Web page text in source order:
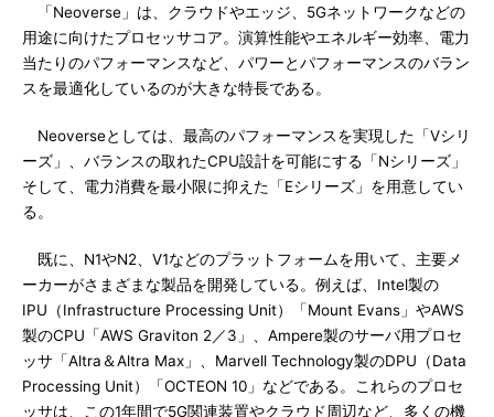
「Neoverse」は、クラウドやエッジ、5Gネットワークなどの
用途に向けたプロセッサコア。演算性能やエネルギー効率、電力
当たりのパフォーマンスなど、パワーとパフォーマンスのバラン
スを最適化しているのが大きな特長である。
Neoverseとしては、最高のパフォーマンスを実現した「Vシリ
ーズ」、バランスの取れたCPU設計を可能にする「Nシリーズ」
そして、電力消費を最小限に抑えた「Eシリーズ」を用意してい
る。
既に、N1やN2、V1などのプラットフォームを用いて、主要メ
ーカーがさまざまな製品を開発している。例えば、Intel製の
IPU（Infrastructure Processing Unit）「Mount Evans」やAWS
製のCPU「AWS Graviton 2／3」、Ampere製のサーバ用プロセ
ッサ「Altra＆Altra Max」、Marvell Technology製のDPU（Data
Processing Unit）「OCTEON 10」などである。これらのプロセ
ッサは、この1年間で5G関連装置やクラウド周辺など、多くの機